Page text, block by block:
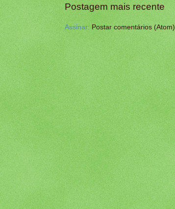
Postagem mais recente
Assinar: Postar comentários (Atom)